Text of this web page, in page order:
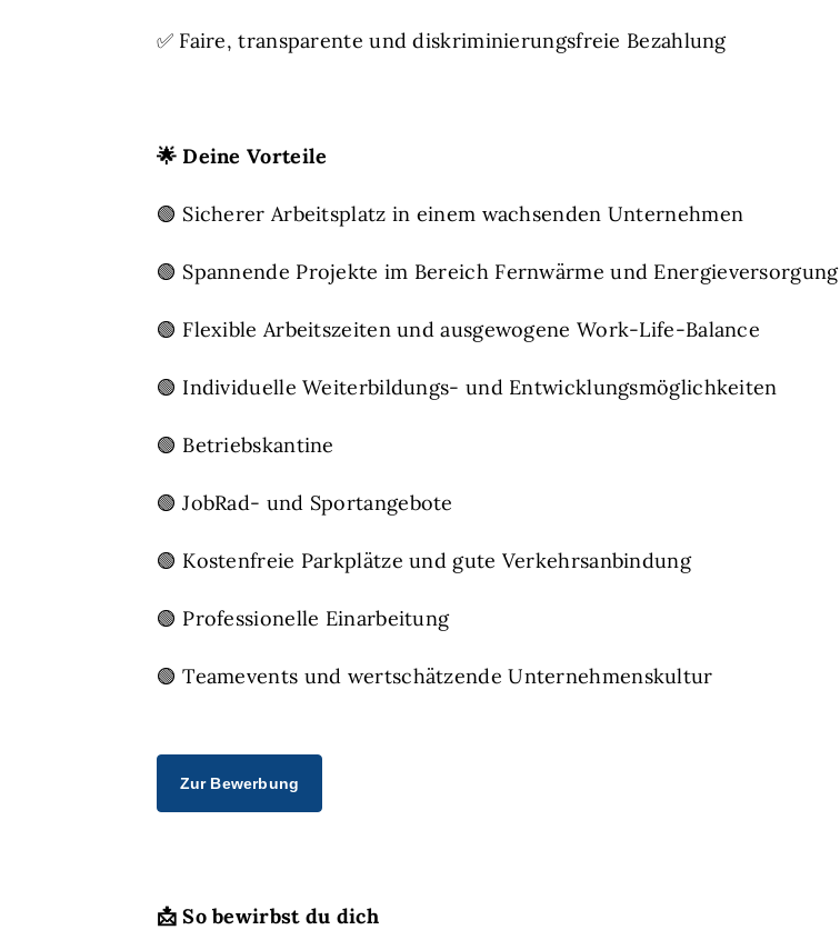
✅ Faire, transparente und diskriminierungsfreie Bezahlung
🌟Deine Vorteile
🟢 Sicherer Arbeitsplatz in einem wachsenden Unternehmen
🟢 Spannende Projekte im Bereich Fernwärme und Energieversorgung
🟢 Flexible Arbeitszeiten und ausgewogene Work-Life-Balance
🟢 Individuelle Weiterbildungs- und Entwicklungsmöglichkeiten
🟢 Betriebskantine
🟢 JobRad- und Sportangebote
🟢 Kostenfreie Parkplätze und gute Verkehrsanbindung
🟢 Professionelle Einarbeitung
🟢 Teamevents und wertschätzende Unternehmenskultur
Zur Bewerbung
📩So bewirbst du dich